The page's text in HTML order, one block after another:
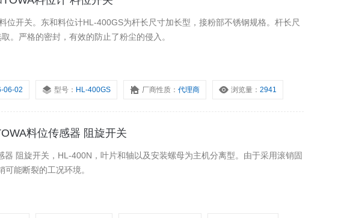
位开关。东和料位计HL-400GS为杆长尺寸加长型，接粉部不锈钢规格。杆长尺
。严格的密封，有效的防止了粉尘的侵入。
06-02 型号： HL-400GS 厂商性质：代理商 浏览量：2941
料位传感器 阻旋开关
器 阻旋开关，HL-400N，叶片和轴以及安装螺母为主机分离型。由于采用滚销固
可能断裂的工况环境。